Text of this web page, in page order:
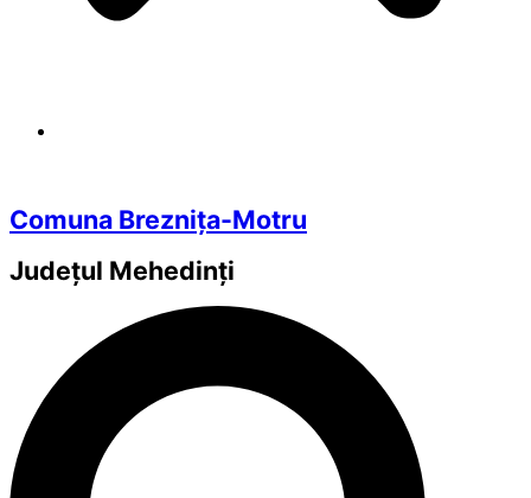
Comuna Breznița-Motru
Județul Mehedinți